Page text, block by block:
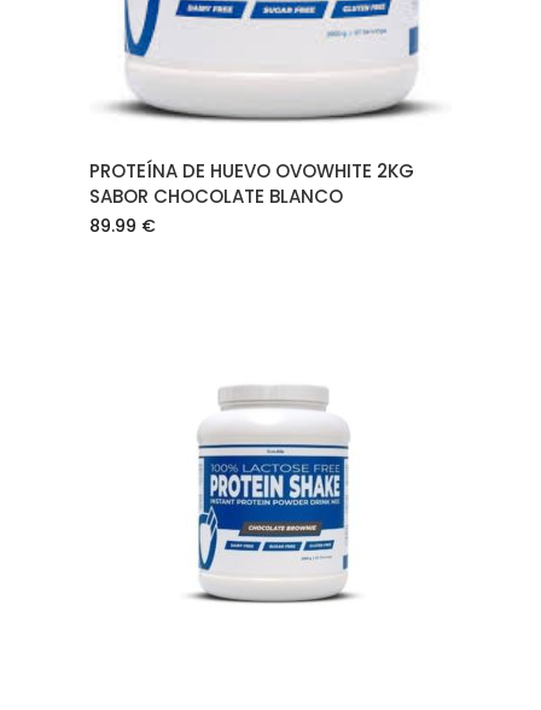
PROTEÍNA DE HUEVO OVOWHITE 2KG
SABOR CHOCOLATE BLANCO
89.99 €
AÑADIR AL CARRITO